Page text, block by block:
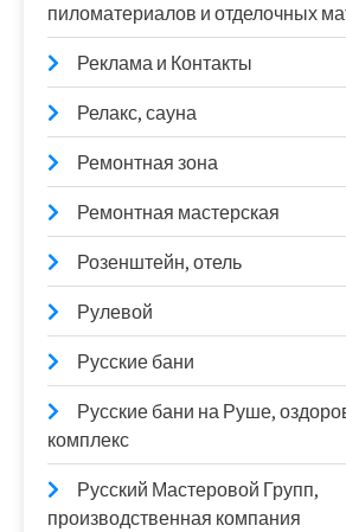
пиломатериалов и отделочных
Реклама и Контакты
Релакс, сауна
Ремонтная зона
Ремонтная мастерская
Розенштейн, отель
Рулевой
Русские бани
Русские бани на Руше,
комплекс
Русский Мастеровой Групп,
производственная компания